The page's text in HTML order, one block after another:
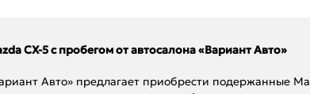
CX-5 с пробегом от автосалона «Вариант Авто»
Авто» предлагает приобрести подержанные